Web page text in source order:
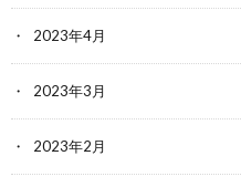
2023年4月
2023年3月
2023年2月